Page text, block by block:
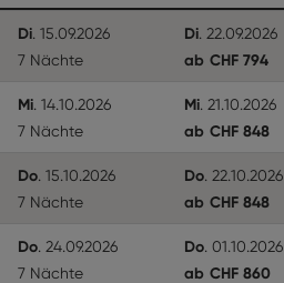
Di. 15.09.2026 Di. 22.09.2026
7 Nächte
ab CHF 794
Mi. 14.10.2026 Mi. 21.10.2026
7 Nächte
ab CHF 848
Do. 15.10.2026 Do. 22.10.2026
7 Nächte
ab CHF 848
Do. 24.09.2026 Do. 01.10.2026
7 Nächte
ab CHF 860